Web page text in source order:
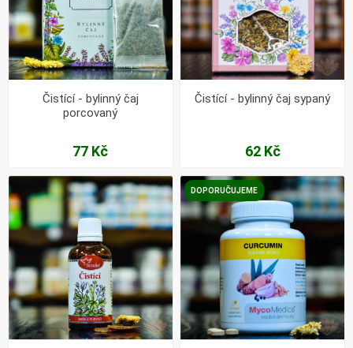
Čistící - bylinný čaj
porcovaný
77 Kč
Čistící - bylinný čaj sypaný
62 Kč
DOPORUČUJEME